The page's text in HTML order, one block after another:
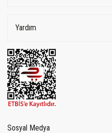
Yardım
Sosyal Medya